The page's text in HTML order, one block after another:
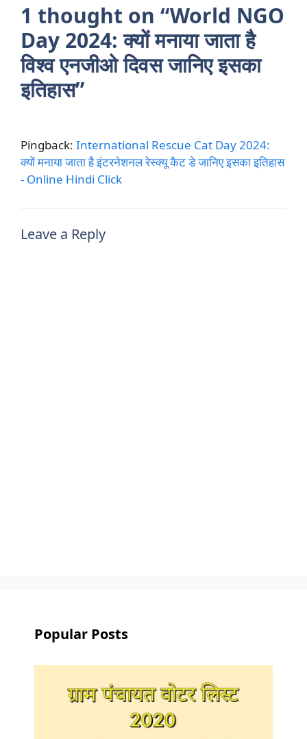
1 thought on “World NGO
Day 2024: क्यों मनाया जाता है
विश्व एनजीओ दिवस जानिए इसका
इतिहास”
Pingback: International Rescue Cat Day 2024:
क्यों मनाया जाता है इंटरनेशनल रेस्क्यू कैट डे जानिए इसका इतिहास
- Online Hindi Click
Leave a Reply
Popular Posts